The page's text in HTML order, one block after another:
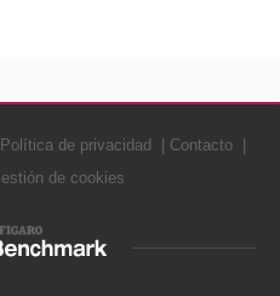
Política de privacidad
Contacto
de cookies